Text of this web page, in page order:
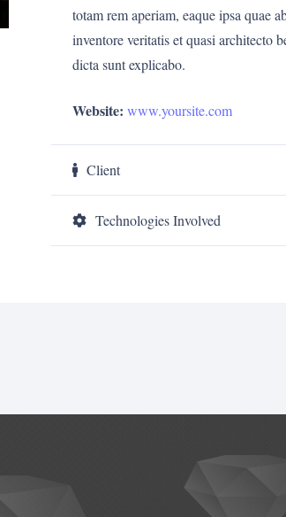
totam rem aperiam, eaque ipsa quae
inventore veritatis et quasi architecto
dicta sunt explicabo.
Website: www.yoursite.com
Client
Technologies Involved